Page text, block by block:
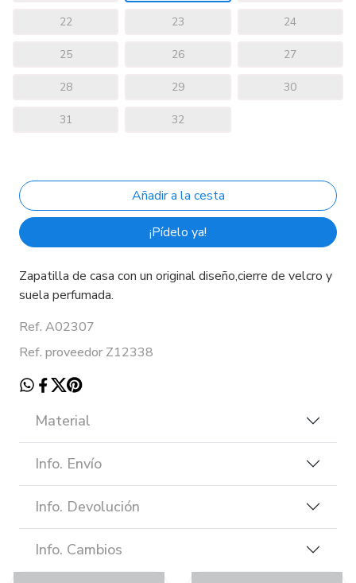
22 23 24
25 26 27
28 29 30
31 32
¡Pídelo ya!
Zapatilla de casa con un original diseño,cierre de velcro y
suela perfumada.
Ref. A02307
Ref. proveedor Z12338
Material
Info. Envío
Info. Devolución
Info. Cambios